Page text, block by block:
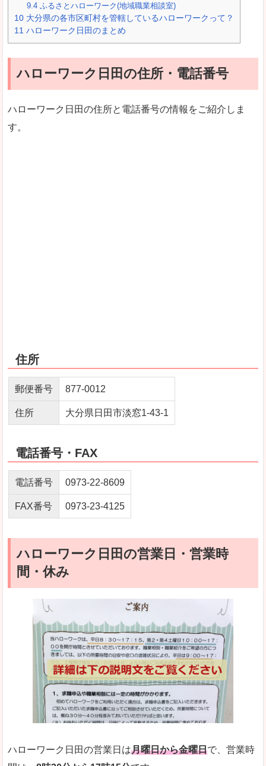
9.4 ふるさとハローワーク(地域職業相談室)
10 大分県の各市区町村を管轄しているハローワークって？
11 ハローワーク日田のまとめ
ハローワーク日田の住所・電話番号
ハローワーク日田の住所と電話番号の情報をご紹介しま
す。
住所
郵便番号 877-0012
住所 大分県日田市淡窓1-43-1
電話番号・FAX
電話番号 0973-22-8609
FAX番号 0973-23-4125
ハローワーク日田の営業日・営業時
間・休み
ハローワーク日田の営業日は月曜日から金曜日で、営業時